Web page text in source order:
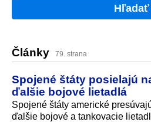
Hľadať
Články 79. strana
Spojené štáty posielajú
ďalšie bojové lietadlá
Spojené štáty americké
ďalšie bojové a tankovacie